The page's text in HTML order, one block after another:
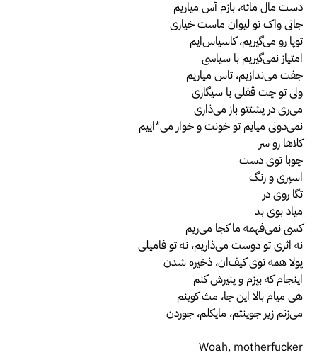
دست مال مائه، بازم آس میاریم
جانی واک تو لیوان ماست خیاری
توپا رو می‌گیریم، کاسیاس‌ایم
امتیاز نمی‌گیریم با سیاسی
جفت می‌ندازیم، تاس میاریم
ولی تو چت قفلی با سیگاری
می‌ری در پشتتو باز می‌ذاری
نمی‌دونی میایم تو خونت و خوار می‌*اییم
کلاها رو سر
چوبا توی دست
اسپری و رنگ
تگا روی در
میاد بوی بد
کسی نمی‌فهمه ما کجا می‌ریم
نه اثری تو دوست می‌ذاریم، نه تو فامیلی
پولا همه توی کیف‌ان، ذخیره شدن
اینجام که بپزم و پنیرش کنم
هی میام بالا این جا، مث کوینم
می‌زنم زیر جوینتم، مایکلم، جوردن
Woah, motherfucker